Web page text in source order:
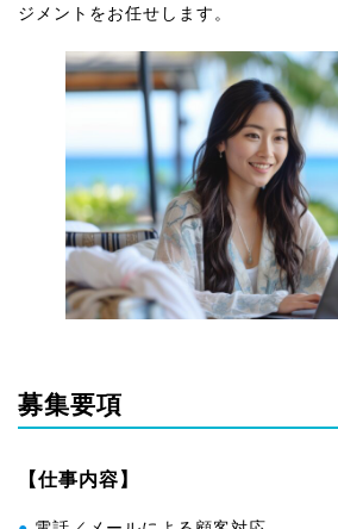
ジメントをお任せします。
募集要項
【仕事内容】